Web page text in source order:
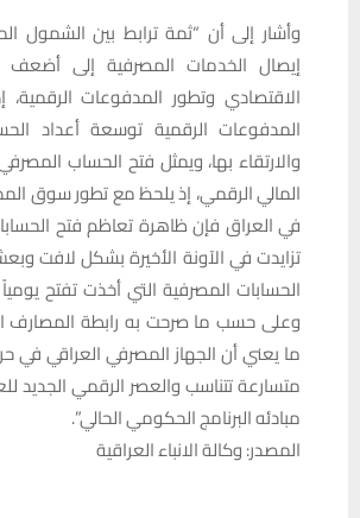
وأشار إلى أن “ثمة ترابط بين الشمول
إيصال الخدمات المصرفية إلى أضعف
الاقتصادي وتطور المدفوعات
المدفوعات الرقمية توسعة أعداد
والارتقاء بها، ويمثل فتح الحساب
المالي الرقمي، إذ يلحظ مع تطور سوق
في العراق فإن ظاهرة تعاظم فتح
تزايدت في الآونة الأخيرة بشكل لافت
الحسابات المصرفية التي أخذت تفتح
وعلى حسب ما صرحت به رابطة المصارف
ما يعني أن الجهاز المصرفي العراقي في
متسارعة تتناسب والعصر الرقمي الجديد
مبادئه البرنامج الحكومي الحالي”.
المصدر: وكالة الانباء العراقية